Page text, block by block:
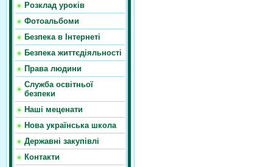
Розклад уроків
Фотоальбоми
Безпека в Інтернеті
Безпека життєдіяльності
Права людини
Служба освітньої
безпеки
Наші меценати
Нова українська школа
Державні закупівлі
Контакти